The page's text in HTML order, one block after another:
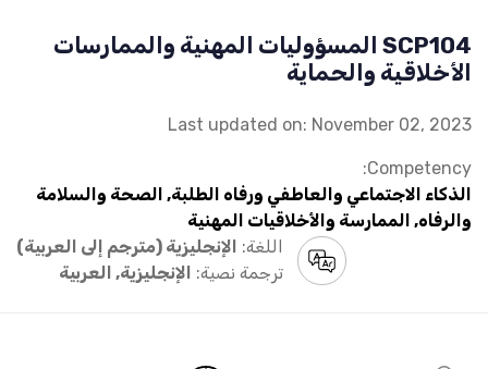
SCP104 المسؤوليات المهنية والممارسات
الأخلاقية والحماية
Last updated on: November 02, 2023
Competency:
الذكاء الاجتماعي والعاطفي ورفاه الطلبة, الصحة والسلامة
والرفاه, الممارسة والأخلاقيات المهنية
اللغة: الإنجليزية (مترجم إلى العربية)
ترجمة نصية: الإنجليزية, العربية